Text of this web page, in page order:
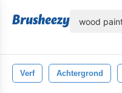
Verf Achtergrond